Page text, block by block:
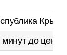
Крым,
минут до